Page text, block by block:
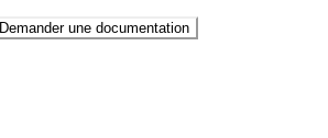
Demander une documentation